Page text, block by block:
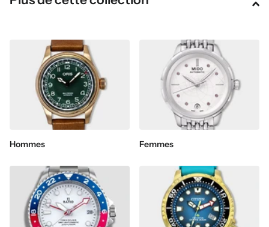
Hommes Femmes